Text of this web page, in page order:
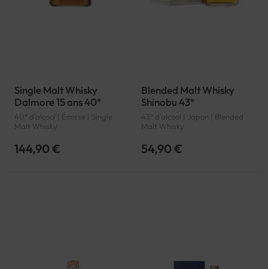
Single Malt Whisky
Dalmore 15 ans 40°
40° d'alcool | Écosse | Single
Malt Whisky
144,90 €
Blended Malt Whisky
Shinobu 43°
43° d'alcool | Japon | Blended
Malt Whisky
54,90 €